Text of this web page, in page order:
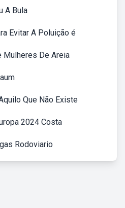
A Bula
Evitar A Poluição é
Mulheres De Areia
Que Não Existe
2024 Costa
Rodoviario